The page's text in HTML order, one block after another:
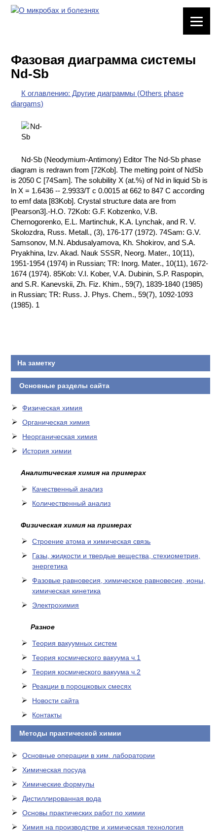
ХИМИЧЕСКАЯ
ПОСУДА
ВРЕДНЫЕ
ФАКТОРЫ
ХИМИЯ НА
ПРОИЗВОДСТВЕ
И ХИМИЧЕСКАЯ
ТЕХНОЛОГИЯ
КОНТАКТЫ
Фазовая диаграмма системы
Nd-Sb
К оглавлению: Другие диаграммы (Others phase
diargams)
Nd-Sb (Neodymium-Antimony) Editor The Nd-Sb phase
diagram is redrawn from [72Kob]. The melting point of NdSb
is 2050 C [74Sam]. The solubility X (at.%) of Nd in liquid Sb is
ln X = 1.6436 -- 2.9933/T с 0.0015 at 662 to 847 C according
to emf data [83Kob]. Crystal structure data are from
[Pearson3].-H.O. 72Kob: G.F. Kobzenko, V.B.
Chernogorenko, E.L. Martinchuk, K.A. Lynchak, and R. V.
Skolozdra, Russ. Metall., (3), 176-177 (1972). 74Sam: G.V.
Samsonov, M.N. Abdusalyamova, Kh. Shokirov, and S.A.
Pryakhina, Izv. Akad. Nauk SSSR, Neorg. Mater., 10(11),
1951-1954 (1974) in Russian; TR: Inorg. Mater., 10(11), 1672-
1674 (1974). 85Kob: V.I. Kober, V.A. Dubinin, S.P. Raspopin,
and S.R. Kanevskii, Zh. Fiz. Khim., 59(7), 1839-1840 (1985)
in Russian; TR: Russ. J. Phys. Chem., 59(7), 1092-1093
(1985). 1
На заметку
Основные разделы сайта
Физическая химия
Органическая химия
Неорганическая химия
История химии
Аналитическая химия на примерах
Качественный анализ
Количественный анализ
Физическая химия на примерах
Cтроение атома и химическая связь
Газы, жидкости и твердые вещества, стехиометрия,
энергетика
Фазовые равновесия, химическое равновесие, ионы,
химическая кинетика
Электрохимия
Разное
Теория вакуумных систем
Теория космического вакуума ч.1
Теория космического вакуума ч.2
Реакции в порошковых смесях
Новости сайта
Контакты
Методы практической химии
Основные операции в хим. лаборатории
Химическая посуда
Химические формулы
Дистиллированная вода
Основы практических работ по химии
Химия на производстве и химическая технология